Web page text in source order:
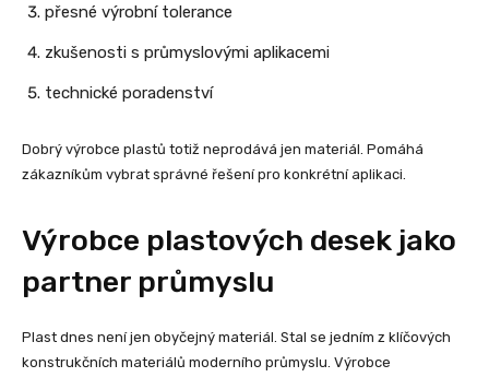
přesné výrobní tolerance
zkušenosti s průmyslovými aplikacemi
technické poradenství
Dobrý výrobce plastů totiž neprodává jen materiál. Pomáhá
zákazníkům vybrat správné řešení pro konkrétní aplikaci.
Výrobce plastových desek jako
partner průmyslu
Plast dnes není jen obyčejný materiál. Stal se jedním z klíčových
konstrukčních materiálů moderního průmyslu. Výrobce